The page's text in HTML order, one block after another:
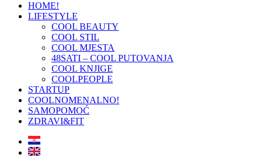
HOME!
LIFESTYLE
COOL BEAUTY
COOL STIL
COOL MJESTA
48SATI – COOL PUTOVANJA
COOL KNJIGE
COOLPEOPLE
STARTUP
COOLNOMENALNO!
SAMOPOMOĆ
ZDRAVI&FIT